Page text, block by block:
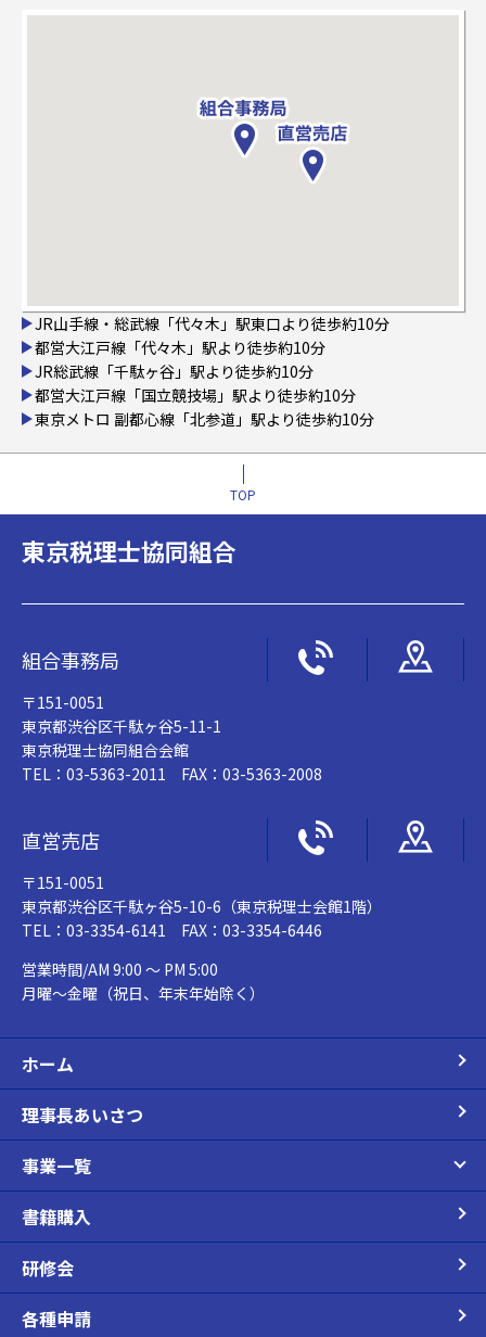
JR山手線・総武線「代々木」駅東口より徒歩約10分
都営大江戸線「代々木」駅より徒歩約10分
JR総武線「千駄ヶ谷」駅より徒歩約10分
都営大江戸線「国立競技場」駅より徒歩約10分
東京メトロ 副都心線「北参道」駅より徒歩約10分
TOP
東京税理士協同組合
組合事務局
〒151-0051
東京都渋谷区千駄ヶ谷5-11-1
東京税理士協同組合会館
TEL：03-5363-2011 FAX：03-5363-2008
直営売店
〒151-0051
東京都渋谷区千駄ヶ谷5-10-6（東京税理士会館1階）
TEL：03-3354-6141 FAX：03-3354-6446
営業時間/AM 9:00 ～ PM 5:00
月曜～金曜（祝日、年末年始除く）
ホーム
理事長あいさつ
事業一覧
書籍購入
研修会
各種申請